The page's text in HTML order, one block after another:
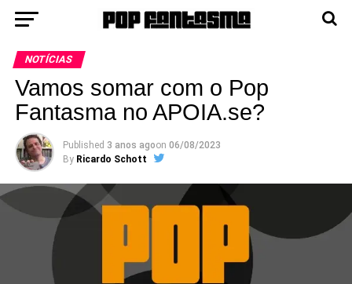
NOTÍCIAS
Vamos somar com o Pop
Fantasma no APOIA.se?
Published 3 anos agoon 06/08/2023
By Ricardo Schott